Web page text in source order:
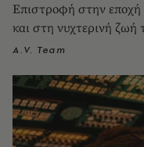
Επιστροφή στην εποχή
και στη νυχτερινή ζωή
A.V. Team